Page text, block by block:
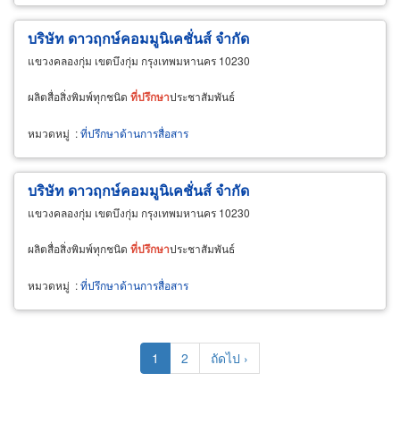
บริษัท ดาวฤกษ์คอมมูนิเคชั่นส์ จำกัด
แขวงคลองกุ่ม เขตบึงกุ่ม กรุงเทพมหานคร 10230
ผลิตสื่อสิ่งพิมพ์ทุกชนิด ที่ปรึกษาประชาสัมพันธ์
หมวดหมู่ :ที่ปรึกษาด้านการสื่อสาร
บริษัท ดาวฤกษ์คอมมูนิเคชั่นส์ จำกัด
แขวงคลองกุ่ม เขตบึงกุ่ม กรุงเทพมหานคร 10230
ผลิตสื่อสิ่งพิมพ์ทุกชนิด ที่ปรึกษาประชาสัมพันธ์
หมวดหมู่ :ที่ปรึกษาด้านการสื่อสาร
Current
page
1 Page
2
Next
page
ถัดไป ›